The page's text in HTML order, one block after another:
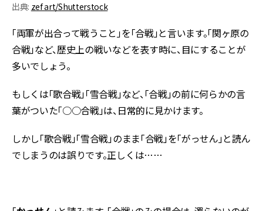
出典: zef art/Shutterstock
「両軍が出合って戦うこと」を「合戦」と言います。「関ヶ原の
合戦」など、歴史上の戦いなどを表す時に、目にすることが
多いでしょう。
もしくは「歌合戦」「雪合戦」など、「合戦」の前に何らかの言
葉がついた「○○合戦」は、日常的に見かけます。
しかし「歌合戦」「雪合戦」のまま「合戦」を「がっせん」と読ん
でしまうのは誤りです。正しくは……